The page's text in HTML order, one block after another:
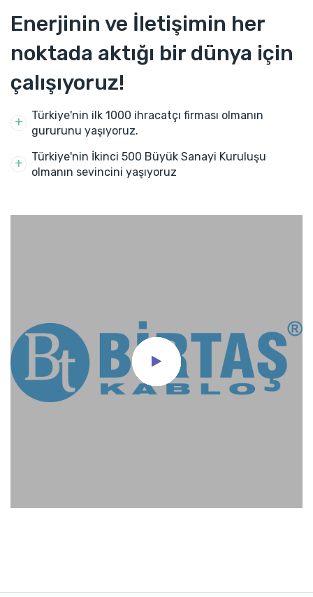
Enerjinin ve İletişimin her
noktada aktığı bir dünya için
çalışıyoruz!
Türkiye'nin ilk 1000 ihracatçı firması olmanın
gururunu yaşıyoruz.
Türkiye'nin İkinci 500 Büyük Sanayi Kuruluşu
olmanın sevincini yaşıyoruz